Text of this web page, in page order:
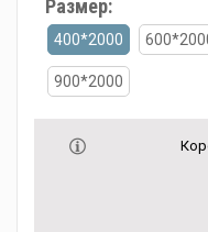
Размер:
400*2000
900*2000